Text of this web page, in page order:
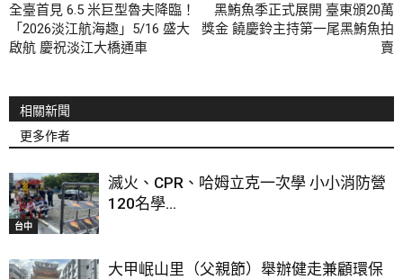
全臺首見 6.5 米巨型魯夫降臨！
「2026淡江航海趣」5/16 盛大
啟航 慶祝淡江大橋通車
黑鮪魚季正式展開 臺東頒20萬
獎金 饒慶鈴主持第一尾黑鮪魚拍
賣
相關新聞
更多作者
台中
滅火、CPR、哈姆立克一次學 小小消防營
120名學...
大甲岷山里（父親節）舉辦健走兼顧環保